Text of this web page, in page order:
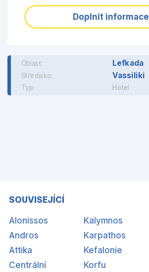
Doplnit informace
Oblast: Lefkada
Středisko: Vassiliki
Typ: Hotel
SOUVISEJÍCÍ
Alonissos
Andros
Attika
Centrální
Kalymnos
Karpathos
Kefalonie
Korfu